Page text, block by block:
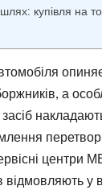
купівля на
а
центри
відмовляють у